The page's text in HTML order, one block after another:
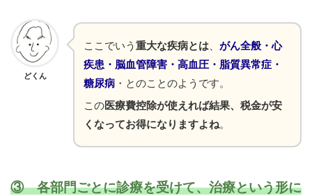
どくん
ここでいう 重大な疾病とは
がん全般・心
疾患・脳血管障害・高血圧・脂質異常症・
糖尿病 ・とのことのようです。
この医療費控除が使えれば結果、税金が安
くなってお得になりますよね。
③ 各部門ごとに診療を受けて、治療という形に